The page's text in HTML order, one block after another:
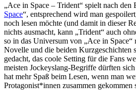
„Ace in Space – Trident“ spielt nach den
Space“, entsprechend wird man
noch lesen möchte (und damit in dieser
nichts ausmacht, kann „Trident“ auch
so in das Universum von „Ace in Space“
Novelle und die beiden Kurzgeschichten
gedacht, das coole Setting für die Fans
meisten Jockeyslang-Begriffe dürften
hat mehr Spaß beim Lesen, wenn man
Protagonist*innen zusammen gekommen